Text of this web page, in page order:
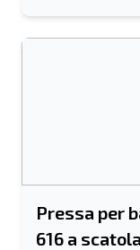
Pressa per
616 a